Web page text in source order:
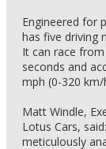
Engineered for
has five driving
It can race
seconds and
mph (0-320 km/
Matt Windle,
Lotus Cars,
meticulously